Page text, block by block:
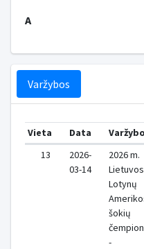
A
Varžybos
Vieta Data
13
2026-
03-14
2026 m.
Lietuvos
Lotynų
šokių
-